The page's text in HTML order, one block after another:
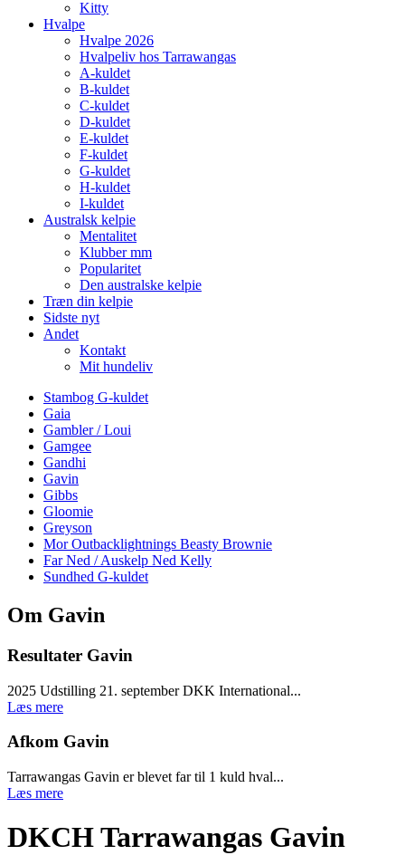
Kitty
Hvalpe
Hvalpe 2026
Hvalpeliv hos Tarrawangas
A-kuldet
B-kuldet
C-kuldet
D-kuldet
E-kuldet
F-kuldet
G-kuldet
H-kuldet
I-kuldet
Australsk kelpie
Mentalitet
Klubber mm
Popularitet
Den australske kelpie
Træn din kelpie
Sidste nyt
Andet
Kontakt
Mit hundeliv
Stambog G-kuldet
Gaia
Gambler / Loui
Gamgee
Gandhi
Gavin
Gibbs
Gloomie
Greyson
Mor Outbacklightnings Beasty Brownie
Far Ned / Auskelp Ned Kelly
Sundhed G-kuldet
Om Gavin
Resultater Gavin
2025 Udstilling 21. september DKK International...
Læs mere
Afkom Gavin
Tarrawangas Gavin er blevet far til 1 kuld hval...
Læs mere
DKCH Tarrawangas Gavin